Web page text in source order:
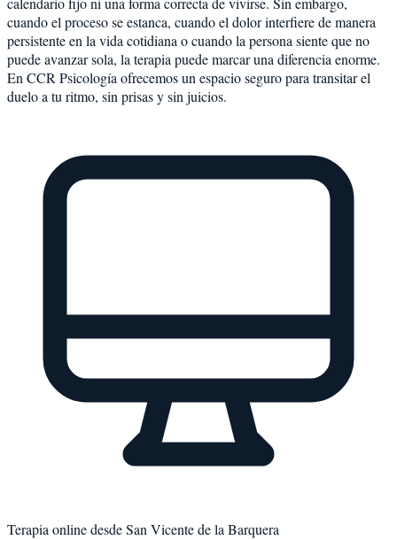
cuando el proceso se estanca, cuando el dolor interfiere de manera
persistente en la vida cotidiana o cuando la persona siente que no
puede avanzar sola, la terapia puede marcar una diferencia enorme.
En CCR Psicología ofrecemos un espacio seguro para transitar el
duelo a tu ritmo, sin prisas y sin juicios.
Terapia online desdeSan Vicente de la Barquera